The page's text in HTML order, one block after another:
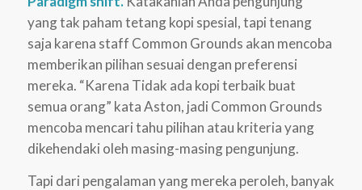
yang tak paham tetang kopi spesial, tapi tenang
saja karena staff Common Grounds akan mencoba
memberikan pilihan sesuai dengan preferensi
mereka. “Karena Tidak ada kopi terbaik buat
semua orang” kata Aston, jadi Common Grounds
mencoba mencari tahu pilihan atau kriteria yang
dikehendaki oleh masing-masing pengunjung.
Tapi dari pengalaman yang mereka peroleh, banyak